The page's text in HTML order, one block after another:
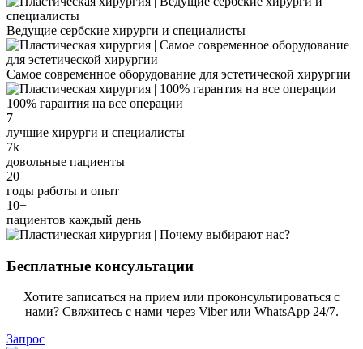
Ведущие сербские хирурги и специалисты
Самое современное оборудование для эстетической хирургии
100% гарантия на все операции
7
лучшие хирурги и специалисты
7k+
довольные пациенты
20
годы работы и опыт
10+
пациентов каждый день
Бесплатные консультации
Хотите записаться на прием или проконсультироваться с
нами? Свяжитесь с нами через Viber или WhatsApp 24/7.
Запрос